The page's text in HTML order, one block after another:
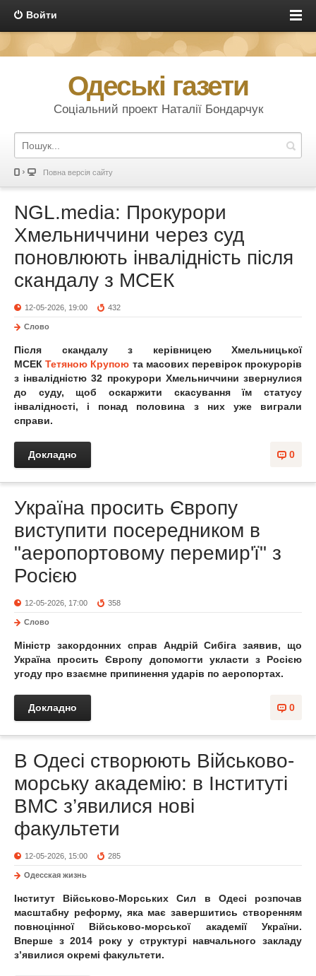
Войти
Одеські газети
Соціальний проект Наталії Бондарчук
Повна версія сайту
NGL.media: Прокурори
Хмельниччини через суд
поновлюють інвалідність після
скандалу з МСЕК
12-05-2026, 19:00 432
Слово
Після скандалу з керівницею Хмельницької
МСЕК Тетяною Крупою та масових перевірок прокурорів
з інвалідністю 32 прокурори Хмельниччини звернулися
до суду, щоб оскаржити скасування їм статусу
інвалідності, і понад половина з них уже виграли
справи.
0
Докладно
Україна просить Європу
виступити посередником в
"аеропортовому перемир'ї" з
Росією
12-05-2026, 17:00 358
Слово
Міністр закордонних справ Андрій Сибіга заявив, що
Україна просить Європу допомогти укласти з Росією
угоду про взаємне припинення ударів по аеропортах.
0
Докладно
В Одесі створюють Військово-
морську академію: в Інституті
ВМС з’явилися нові
факультети
12-05-2026, 15:00 285
Одесская жизнь
Інститут Військово-Морських Сил в Одесі розпочав
масштабну реформу, яка має завершитись створенням
повноцінної Військово-морської академії України.
Вперше з 2014 року у структурі навчального закладу
з’явилися окремі факультети.